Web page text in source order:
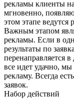
рекламы клиенты
мгновенно,
этом этапе
Важным этапом
рекламы. Если в
результаты по
перенаправляется
все идет удачно,
рекламу. Всегда
заявок.
Набор действий